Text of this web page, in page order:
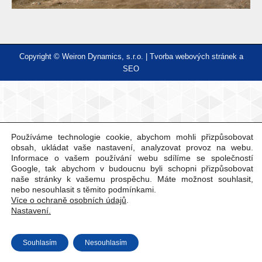
Copyright © Weiron Dynamics, s.r.o. | Tvorba webových stránek a
SEO
Používáme technologie cookie, abychom mohli přizpůsobovat
obsah, ukládat vaše nastavení, analyzovat provoz na webu.
Informace o vašem používání webu sdílíme se společností
Google, tak abychom v budoucnu byli schopni přizpůsobovat
naše stránky k vašemu prospěchu. Máte možnost souhlasit,
nebo nesouhlasit s těmito podmínkami.
Více o ochraně osobních údajů
Nastavení.
Souhlasím Nesouhlasím